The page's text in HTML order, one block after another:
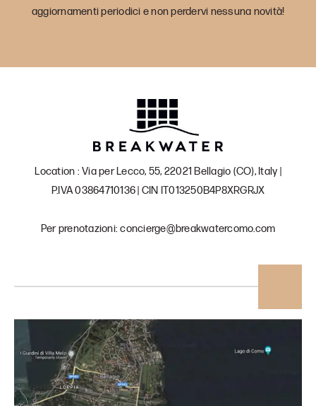
aggiornamenti periodici e non perdervi nessuna novità!
Location : Via per Lecco, 55, 22021 Bellagio (CO), Italy |
P.IVA 03864710136 | CIN IT013250B4P8XRGRJX
Per prenotazioni: concierge@breakwatercomo.com